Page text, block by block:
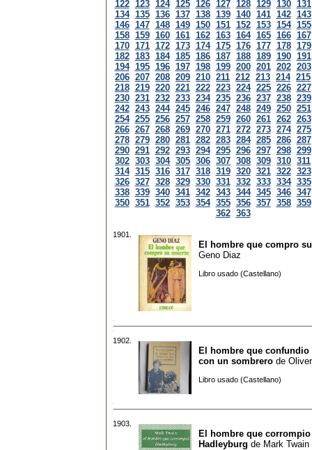
122 123 124 125 126 127 128 129 130 131
134 135 136 137 138 139 140 141 142 143
146 147 148 149 150 151 152 153 154 155
158 159 160 161 162 163 164 165 166 167
170 171 172 173 174 175 176 177 178 179
182 183 184 185 186 187 188 189 190 191
194 195 196 197 198 199 200 201 202 203
206 207 208 209 210 211 212 213 214 215
218 219 220 221 222 223 224 225 226 227
230 231 232 233 234 235 236 237 238 239
242 243 244 245 246 247 248 249 250 251
254 255 256 257 258 259 260 261 262 263
266 267 268 269 270 271 272 273 274 275
278 279 280 281 282 283 284 285 286 287
290 291 292 293 294 295 296 297 298 299
302 303 304 305 306 307 308 309 310 311
314 315 316 317 318 319 320 321 322 323
326 327 328 329 330 331 332 333 334 335
338 339 340 341 342 343 344 345 346 347
350 351 352 353 354 355 356 357 358 359
362 363
1901.
El hombre que compro
Geno Diaz
Libro usado (Castellano)
1902.
El hombre que confundio
con un sombrero de
Libro usado (Castellano)
1903.
El hombre que corrompio
Hadleyburg de Mark Twain